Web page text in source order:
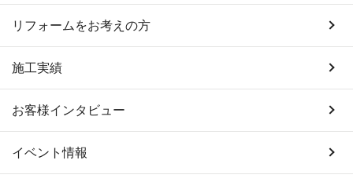
リフォームをお考えの方
施工実績
お客様インタビュー
イベント情報